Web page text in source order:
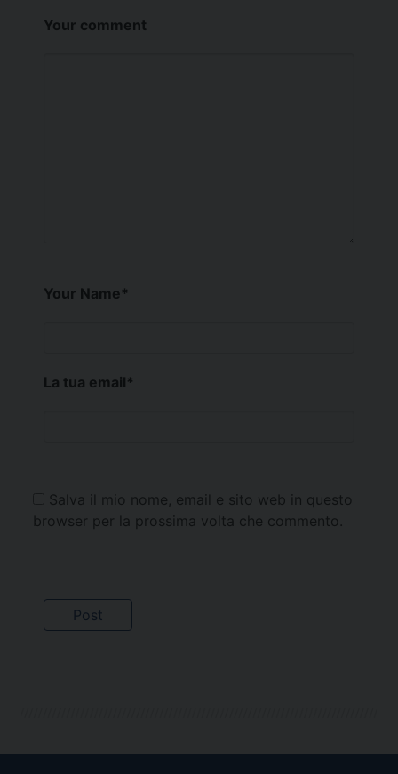
Your comment
Your Name*
La tua email*
Salva il mio nome, email e sito web in questo
browser per la prossima volta che commento.